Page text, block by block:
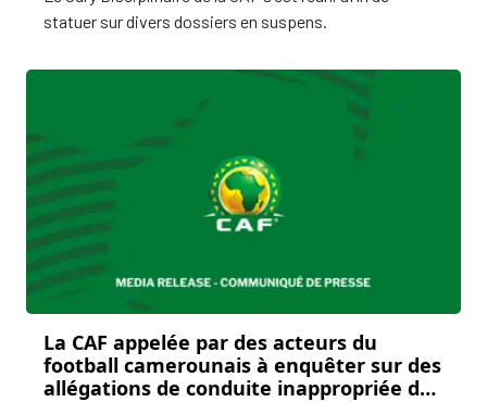
statuer sur divers dossiers en suspens.
La CAF appelée par des acteurs du
football camerounais à enquêter sur des
allégations de conduite inappropriée de